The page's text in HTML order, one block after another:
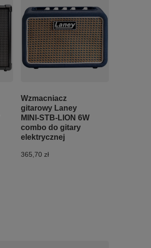
Wzmacniacz
gitarowy Laney
MINI-STB-LION 6W
combo do gitary
elektrycznej
365,70 zł